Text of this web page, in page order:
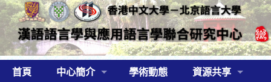
首頁 中心簡介 學術動態
資源共享